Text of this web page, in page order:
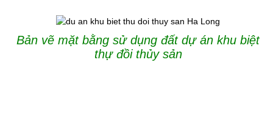
Bản vẽ mặt bằng sử dụng đất dự án khu biệt
thự đồi thủy sản